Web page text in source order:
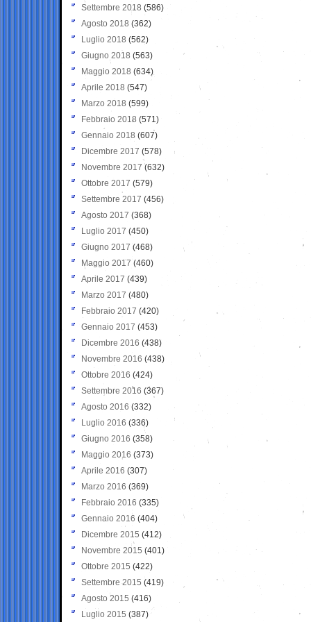
Settembre 2018 (586)
Agosto 2018 (362)
Luglio 2018 (562)
Giugno 2018 (563)
Maggio 2018 (634)
Aprile 2018 (547)
Marzo 2018 (599)
Febbraio 2018 (571)
Gennaio 2018 (607)
Dicembre 2017 (578)
Novembre 2017 (632)
Ottobre 2017 (579)
Settembre 2017 (456)
Agosto 2017 (368)
Luglio 2017 (450)
Giugno 2017 (468)
Maggio 2017 (460)
Aprile 2017 (439)
Marzo 2017 (480)
Febbraio 2017 (420)
Gennaio 2017 (453)
Dicembre 2016 (438)
Novembre 2016 (438)
Ottobre 2016 (424)
Settembre 2016 (367)
Agosto 2016 (332)
Luglio 2016 (336)
Giugno 2016 (358)
Maggio 2016 (373)
Aprile 2016 (307)
Marzo 2016 (369)
Febbraio 2016 (335)
Gennaio 2016 (404)
Dicembre 2015 (412)
Novembre 2015 (401)
Ottobre 2015 (422)
Settembre 2015 (419)
Agosto 2015 (416)
Luglio 2015 (387)